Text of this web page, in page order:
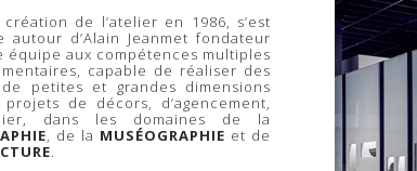
de l’atelier en 1986, s’est
autour d’Alain Jeanmet fondateur
équipe aux compétences multiples
capable de réaliser des
de petites et grandes dimensions
de décors, d’agencement,
dans les domaines de la
, de la MUSÉOGRAPHIE et de
.